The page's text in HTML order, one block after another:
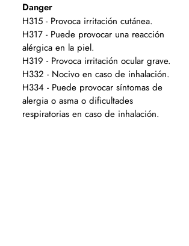
Danger
H315 - Provoca irritación cutánea.
H317 - Puede provocar una reacción
alérgica en la piel.
H319 - Provoca irritación ocular grave.
H332 - Nocivo en caso de inhalación.
H334 - Puede provocar síntomas de
alergia o asma o dificultades
respiratorias en caso de inhalación.